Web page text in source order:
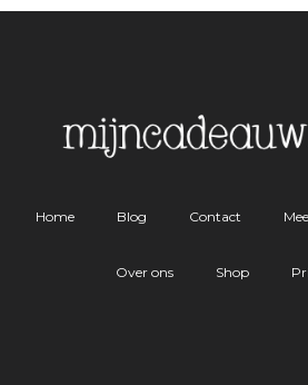
Home Blog Contact
Over ons Shop